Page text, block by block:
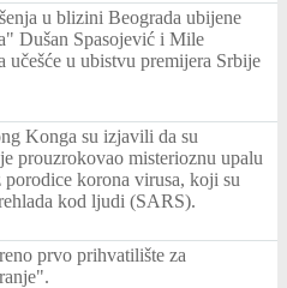
u blizini Beograda ubijene
Dušan Spasojević i Mile
u ubistvu premijera Srbije
Konga su izjavili da su
prouzrokovao misterioznu upalu
korona virusa, koji su
kod ljudi (SARS).
prvo prihvatilište za